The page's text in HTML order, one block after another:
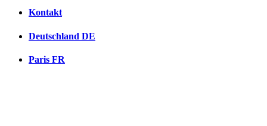
Kontakt
Deutschland DE
Paris FR